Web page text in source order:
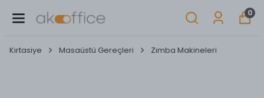
0
Kırtasiye Masaüstü Gereçleri Zımba Makineleri